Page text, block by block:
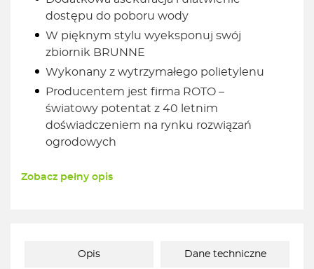
dostępu do poboru wody
W pięknym stylu wyeksponuj swój
zbiornik BRUNNE
Wykonany z wytrzymałego polietylenu
Producentem jest firma ROTO –
światowy potentat z 40 letnim
doświadczeniem na rynku rozwiązań
ogrodowych
Zobacz pełny opis
Opis Dane techniczne